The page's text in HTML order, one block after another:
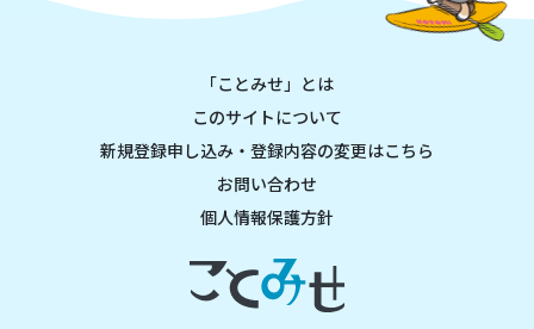
「ことみせ」とは
このサイトについて
新規登録申し込み・登録内容の変更はこちら
お問い合わせ
個人情報保護方針